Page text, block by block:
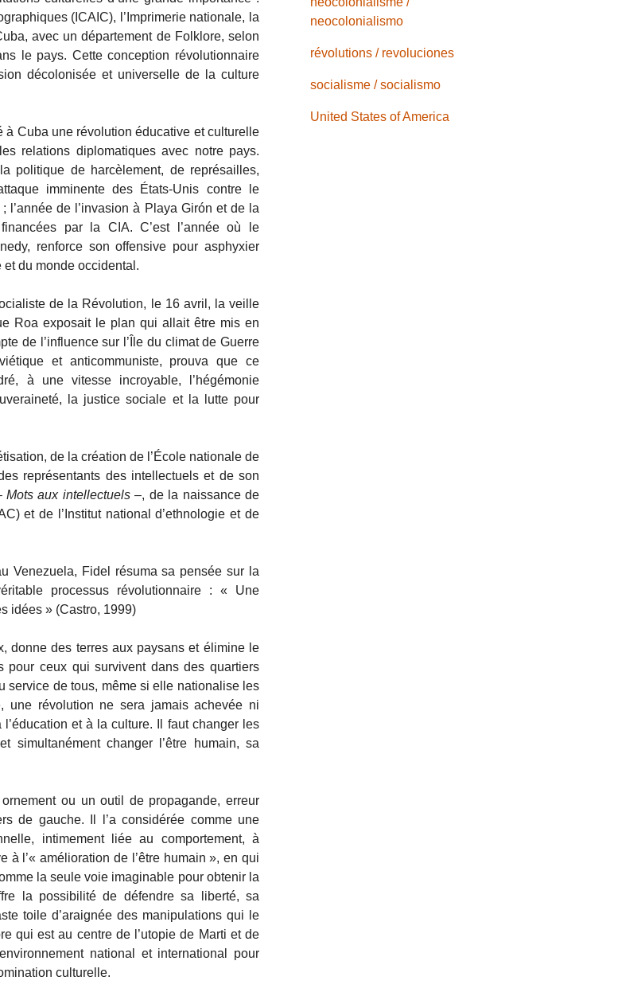
(ICAIC), l’Imprimerie nationale, la
avec un département de Folklore, selon
le pays. Cette conception révolutionnaire
décolonisée et universelle de la culture
à Cuba une révolution éducative et culturelle
relations diplomatiques avec notre pays.
politique de harcèlement, de représailles,
imminente des États-Unis contre le
de l’invasion à Playa Girón et de la
par la CIA. C’est l’année où le
renforce son offensive pour asphyxier
et du monde occidental.
de la Révolution, le 16 avril, la veille
Roa exposait le plan qui allait être mis en
de l’influence sur l’Île du climat de Guerre
et anticommuniste, prouva que ce
à une vitesse incroyable, l’hégémonie
la justice sociale et la lutte pour
de la création de l’École nationale de
représentants des intellectuels et de son
Mots aux intellectuels–, de la naissance de
et de l’Institut national d’ethnologie et de
Venezuela, Fidel résuma sa pensée sur la
processus révolutionnaire : « Une
idées » (Castro, 1999)
donne des terres aux paysans et élimine le
pour ceux qui survivent dans des quartiers
service de tous, même si elle nationalise les
une révolution ne sera jamais achevée ni
et à la culture. Il faut changer les
simultanément changer l’être humain, sa
ou un outil de propagande, erreur
de gauche. Il l’a considérée comme une
intimement liée au comportement, à
à l’« amélioration de l’être humain », en qui
la seule voie imaginable pour obtenir la
la possibilité de défendre sa liberté, sa
toile d’araignée des manipulations qui le
qui est au centre de l’utopie de Marti et de
national et international pour
culturelle.
neocolonialismo
révolutions / revoluciones
socialisme / socialismo
United States of America